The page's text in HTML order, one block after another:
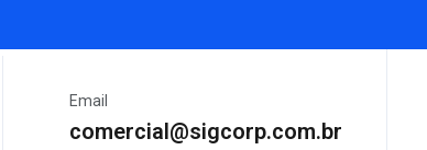
Email
comercial@sigcorp.com.br